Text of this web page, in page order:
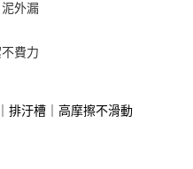
款」的支付方式。 讓您購物簡單
外漏
費力
排汙槽｜高摩擦不滑動